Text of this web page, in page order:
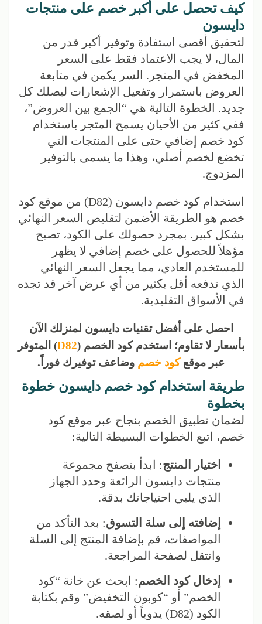
كيف تحصل على أكبر خصم على منتجات
دايسون
لتحقيق أقصى استفادة وتوفير أكبر قدر من
المال، لا يجب الاعتماد فقط على السعر
المخفض في المتجر. السر يكمن في متابعة
العروض باستمرار وتفعيل الإشعارات ليصلك كل
جديد. الخطوة التالية هي “الجمع بين العروض”،
ففي كثير من الأحيان يسمح المتجر باستخدام
كود خصم إضافي حتى على المنتجات التي
تخضع لخصم أصلي، وهذا ما يسمى بالتوفير
المزدوج.
استخدام كود خصم دايسون (D82) من موقع كود
خصم هو الطريقة الأضمن لتقليص السعر النهائي
بشكل كبير. بمجرد حصولك على الكود، تصبح
مؤهلاً للحصول على خصم إضافي لا يظهر
للمستخدم العادي، مما يجعل السعر النهائي
الذي تدفعه أقل بكثير من أي عرض آخر قد تجده
في الأسواق التقليدية.
احصل على أفضل تقنيات دايسون لمنزلك الآن
بأسعار لا تقاوم؛ استخدم كود الخصم (D82) المتوفر
عبر موقعكود خصم وضاعف توفيرك فوراً.
طريقة استخدام كود خصم دايسون خطوة
بخطوة
لضمان تطبيق الخصم بنجاح عبر موقع كود
خصم، اتبع الخطوات البسيطة التالية:
اختيار المنتج: ابدأ بتصفح مجموعة
منتجات دايسون الرائعة وحدد الجهاز
الذي يلبي احتياجاتك بدقة.
إضافته إلى سلة التسوق: بعد التأكد من
المواصفات، قم بإضافة المنتج إلى السلة
وانتقل لصفحة المراجعة.
إدخال كود الخصم: ابحث عن خانة “كود
الخصم” أو “كوبون التخفيض” وقم بكتابة
الكود (D82) يدوياً أو لصقه.